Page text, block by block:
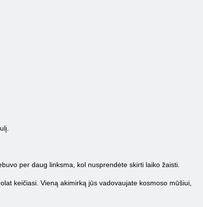
per daug linksma, kol nusprendėte skirti laiko žaisti.
keičiasi. Vieną akimirką jūs vadovaujate kosmoso mūšiui,